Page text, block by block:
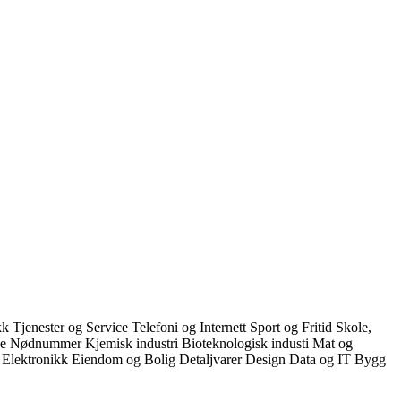
Tjenester og Service Telefoni og Internett Sport og Fritid Skole,
NødnummerKjemisk industri Bioteknologisk industi Mat og
Elektronikk Eiendom og Bolig DetaljvarerDesign Data og IT Bygg